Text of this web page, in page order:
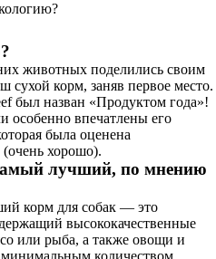
животных поделились своим
сухой корм, заняв первое место.
был назван «Продуктом года»!
особенно впечатлены его
была оценена
(очень хорошо).
лучший, по мнению
корм для собак — это
высококачественные
или рыба, а также овощи и
количеством